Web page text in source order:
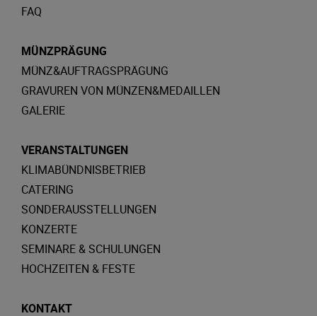
FAQ
MÜNZPRÄGUNG
MÜNZ&AUFTRAGSPRÄGUNG
GRAVUREN VON MÜNZEN&MEDAILLEN
GALERIE
VERANSTALTUNGEN
KLIMABÜNDNISBETRIEB
CATERING
SONDERAUSSTELLUNGEN
KONZERTE
SEMINARE & SCHULUNGEN
HOCHZEITEN & FESTE
KONTAKT